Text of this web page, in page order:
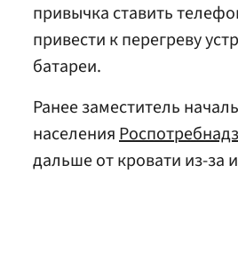
привычка ставить
привести к перегреву
батареи.
Ранее заместитель
населения
дальше от кровати из-за